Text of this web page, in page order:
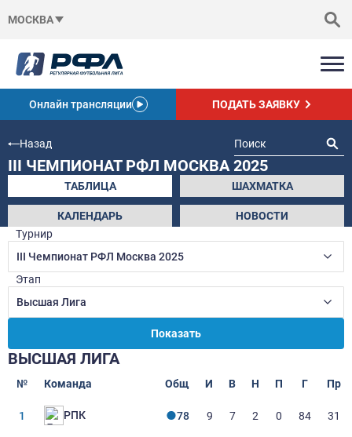
МОСКВА
Онлайн трансляции ПОДАТЬ ЗАЯВКУ
Назад
III ЧЕМПИОНАТ РФЛ МОСКВА 2025
ТАБЛИЦА ШАХМАТКА
КАЛЕНДАРЬ
НОВОСТИ
Турнир
III Чемпионат РФЛ Москва 2025
Этап
Высшая Лига
Показать
ВЫСШАЯ ЛИГА
№ Команда Общ И В Н П Г Пр
1 РПК 78 9 7 2 0 84 31